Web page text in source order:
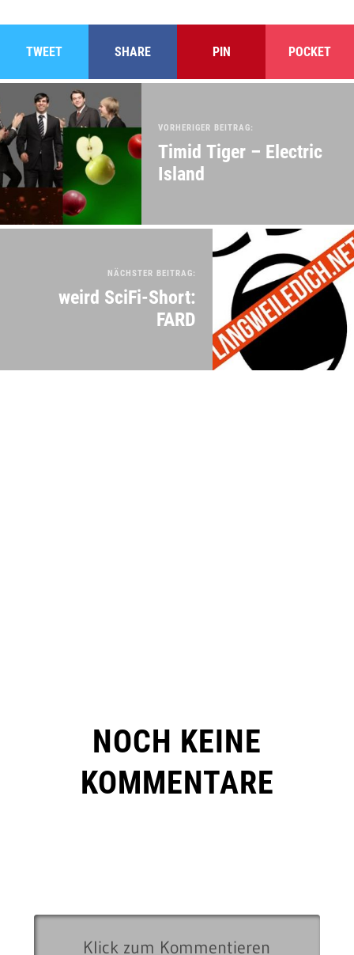
TWEET SHARE PIN POCKET
VORHERIGER BEITRAG:
Timid Tiger – Electric
Island
NÄCHSTER BEITRAG:
weird SciFi-Short:
FARD
NOCH KEINE
KOMMENTARE